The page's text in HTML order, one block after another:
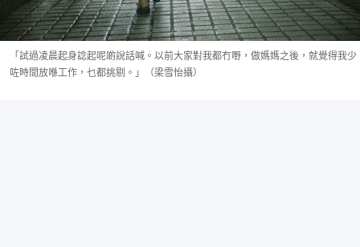
「試過凌晨起身諗起呢啲說話喊。以前大家對我都冇嘢，做媽媽之後，就覺得我少
咗時間放喺工作，乜都挑剔。」（梁雪怡攝）